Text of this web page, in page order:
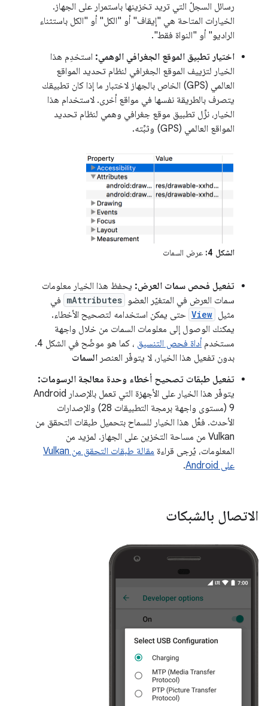
رسائل السجلّ التي تريد تخزينها باستمرار على الجهاز.
الخيارات المتاحة هي "إيقاف" أو "الكل" أو "الكل باستثناء
الراديو" أو "النواة فقط".
اختيار تطبيق الموقع الجغرافي الوهمي: استخدِم هذا
الخيار لتزييف الموقع الجغرافي لنظام تحديد المواقع
العالمي (GPS) الخاص بالجهاز لاختبار ما إذا كان تطبيقك
يتصرف بالطريقة نفسها في مواقع أخرى. لاستخدام هذا
الخيار، نزِّل تطبيق موقع جغرافي وهمي لنظام تحديد
المواقع العالمي (GPS) وثبِّته.
الشكل 4: عرض السمات
تفعيل فحص سمات العرض: يحفظ هذا الخيار معلومات
سمات العرض في المتغيّر العضو mAttributes في
مثيل View حتى يمكن استخدامه لتصحيح الأخطاء.
يمكنك الوصول إلى معلومات السمات من خلال واجهة
مستخدم أداة فحص التنسيق
، كما هو موضّح في الشكل 4.
بدون تفعيل هذا الخيار، لا يتوفّر العنصر السمات
تفعيل طبقات تصحيح أخطاء وحدة معالجة الرسومات:
يتوفّر هذا الخيار على الأجهزة التي تعمل بالإصدار Android
9 (مستوى واجهة برمجة التطبيقات 28) والإصدارات
الأحدث. فعِّل هذا الخيار للسماح بتحميل طبقات التحقق من
Vulkan من مساحة التخزين على الجهاز. لمزيد من
المعلومات، يُرجى قراءة
مقالة طبقات التحقق من Vulkan
على Android
.
الاتصال بالشبكات